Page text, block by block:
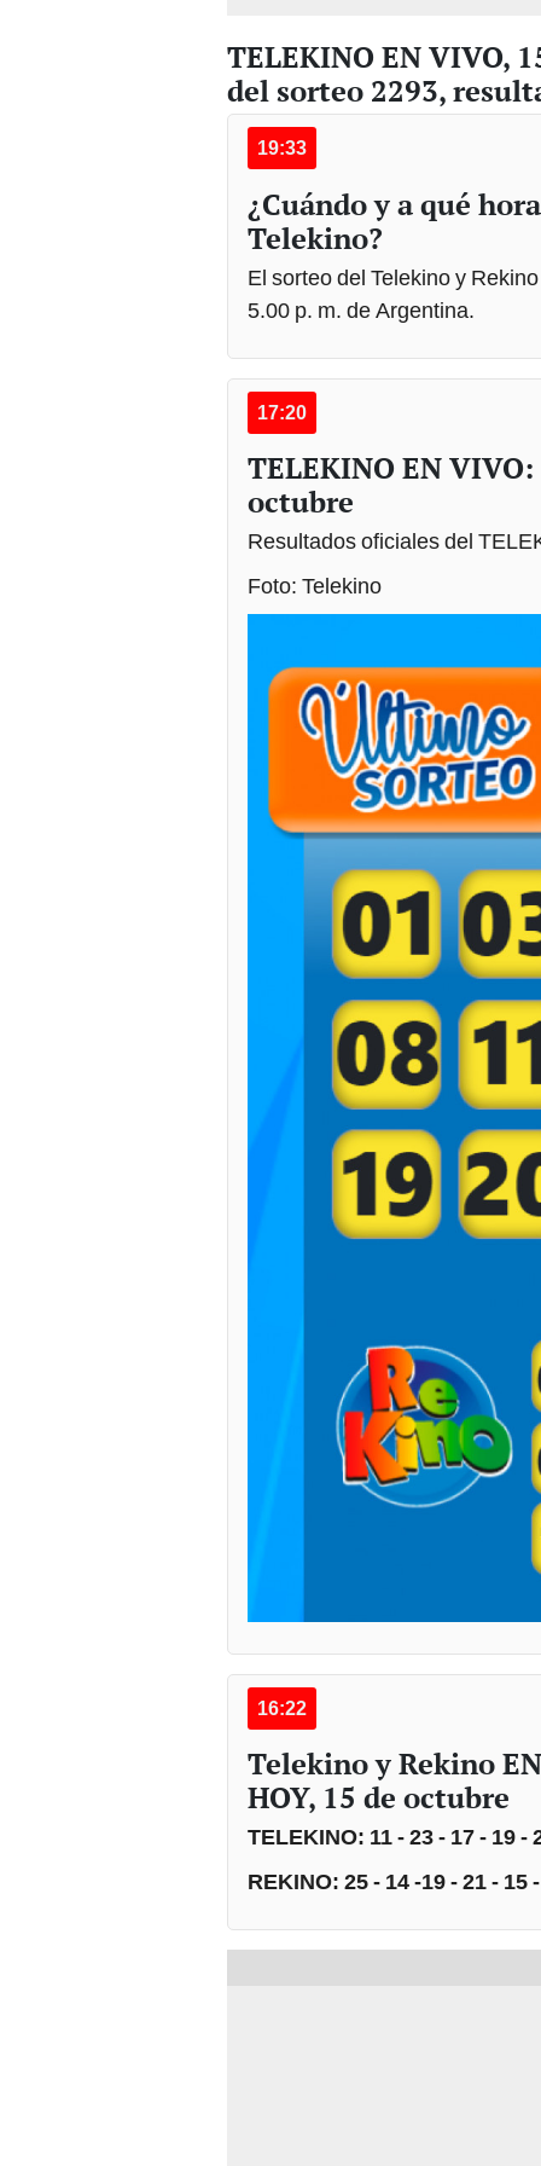
19:33
¿Cuándo y a qué
Telekino?
El sorteo del Telekino y
5.00 p. m. de Argentina.
TELEKINO EN
octubre
Resultados oficiales del
Foto: Telekino
Telekino y Rekino
HOY, 15 de octubre
TELEKINO: 11 - 23 - 17 - 19 -
REKINO: 25 - 14 -19 - 21 - 15